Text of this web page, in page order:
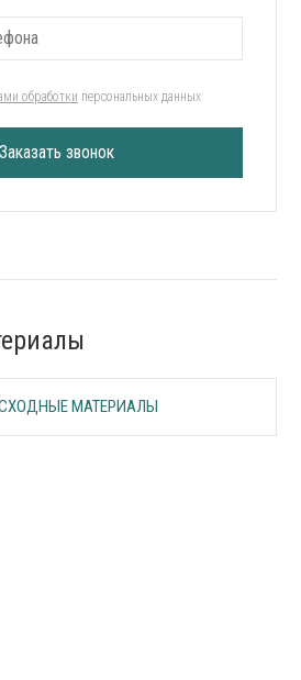
обработки персональных данных
Заказать звонок
МАТЕРИАЛЫ